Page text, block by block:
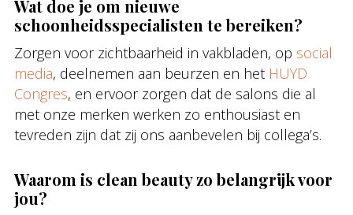
Wat doe je om nieuwe
schoonheidsspecialisten te bereiken?
Zorgen voor zichtbaarheid in vakbladen, op social
media, deelnemen aan beurzen en het HUYD
Congres, en ervoor zorgen dat de salons die al
met onze merken werken zo enthousiast en
tevreden zijn dat zij ons aanbevelen bij collega’s.
Waarom is clean beauty zo belangrijk voor
jou?